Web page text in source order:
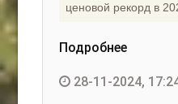
ценовой рекорд в
Подробнее
28-11-2024,